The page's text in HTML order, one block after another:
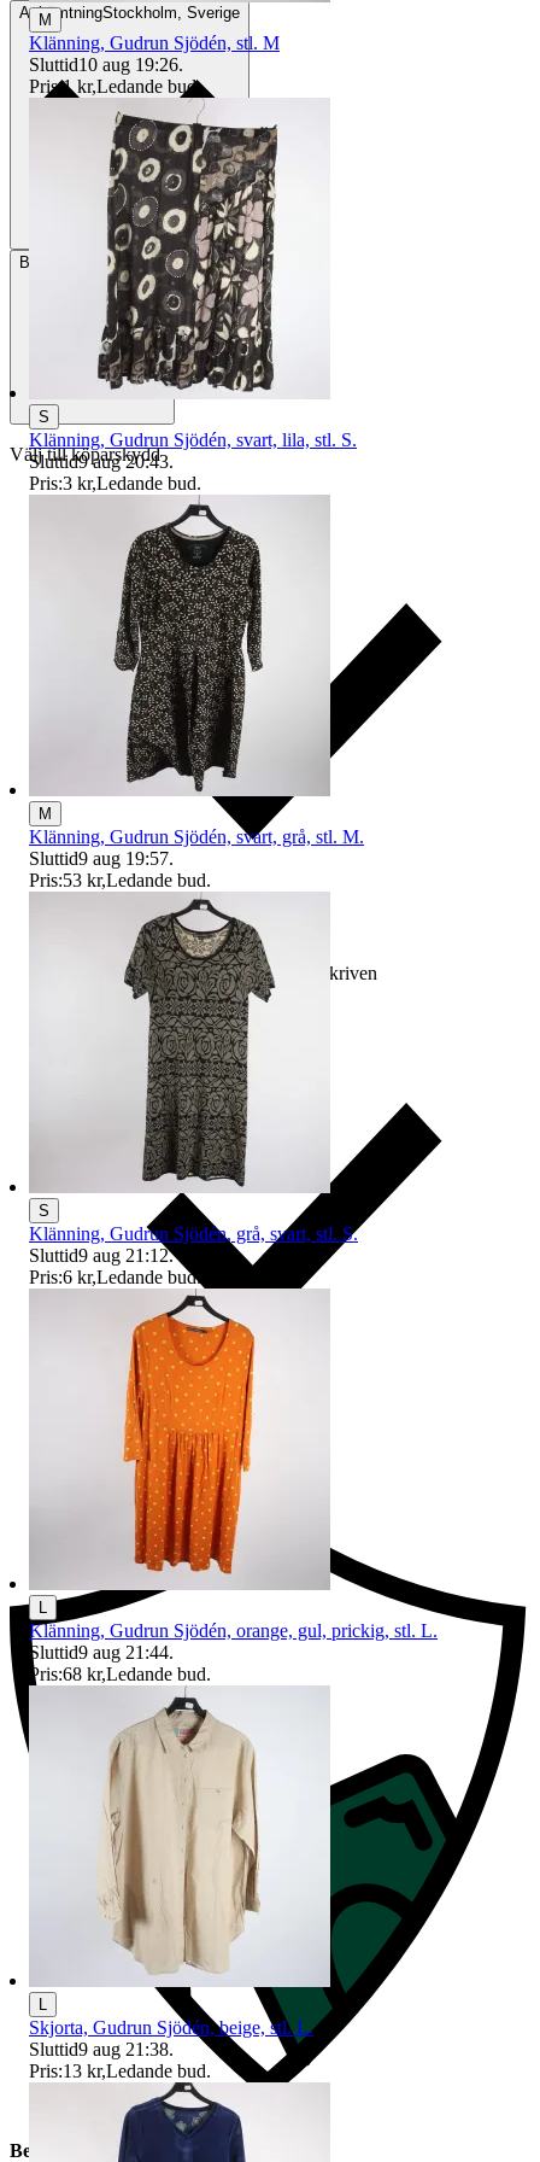
AvhämtningStockholm, Sverige
Betalning Via Tradera
Välj till köparskydd
Ersättning om varan inte är som beskriven
Ersättning om du inte får din vara
Beskrivning
M
Klänning, Gudrun Sjödén, stl. M
Sluttid10 aug 19:26.
Pris:1 kr,Ledande bud.
S
Klänning, Gudrun Sjödén, svart, lila, stl. S.
Sluttid9 aug 20:43.
Pris:3 kr,Ledande bud.
M
Klänning, Gudrun Sjödén, svart, grå, stl. M.
Sluttid9 aug 19:57.
Pris:53 kr,Ledande bud.
S
Klänning, Gudrun Sjödén, grå, svart, stl. S.
Sluttid9 aug 21:12.
Pris:6 kr,Ledande bud.
Klänning, Gudrun Sjödén, orange, gul, prickig, stl. L.
Sluttid9 aug 21:44.
Pris:68 kr,Ledande bud.
Skjorta, Gudrun Sjödén, beige, stl. L.
Sluttid9 aug 21:38.
Pris:13 kr,Ledande bud.